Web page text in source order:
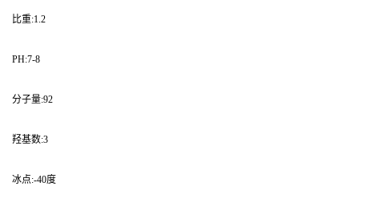
比重:1.2
PH:7-8
分子量:92
羟基数:3
冰点:-40度